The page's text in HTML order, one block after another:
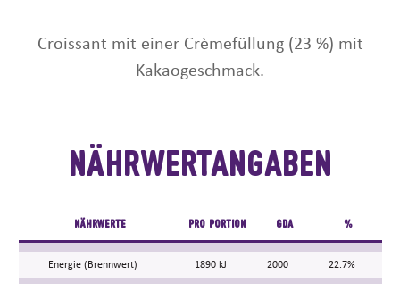
Croissant mit einer Crèmefüllung (23 %) mit
Kakaogeschmack.
Nährwertangaben
NÄHRWERTE PRO PORTION GDA %
Energie (Brennwert) 1890 kJ 2000 22.7%